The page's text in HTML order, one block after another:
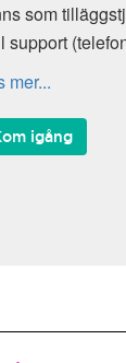
som
support
mer...
igång